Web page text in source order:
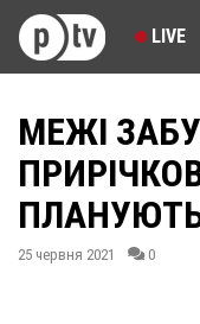
LIVE
МЕЖІ
25 червня 2021 0